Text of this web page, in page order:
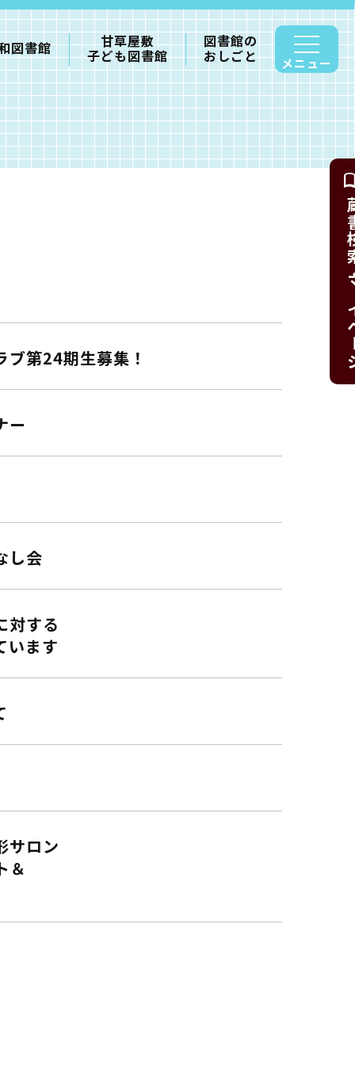
図書館 甘草屋敷
子ども図書館
図書館の
おしごと メニュー
第24期生募集！
ー
し会
対する
います
サロン
＆
蔵書